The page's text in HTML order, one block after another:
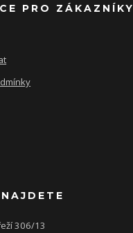
PRO ZÁKAZNÍKY
306/13